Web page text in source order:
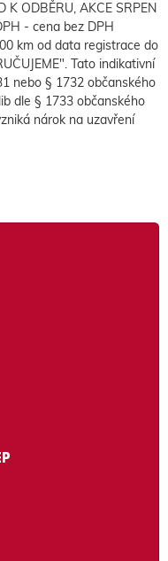
K ODBĚRU, AKCE SRPEN
- cena bez DPH
km od data registrace do
Tato indikativní
nebo § 1732 občanského
dle § 1733 občanského
nárok na uzavření